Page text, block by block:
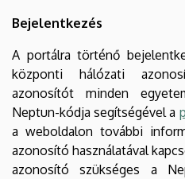
Bejelentkezés
A portálra történő
központi hálózati
azonosítót minden
Neptun-kódja segítségével a
a weboldalon további
azonosító használatával
azonosító szükséges a